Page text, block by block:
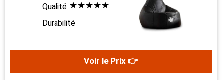
Qualité
Durabilité
☆☆☆☆☆
Voir le Prix 👉